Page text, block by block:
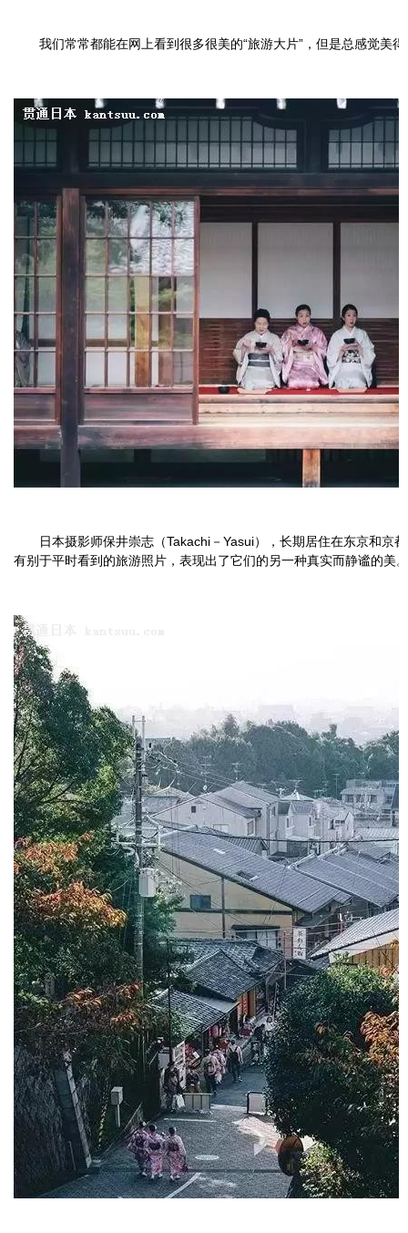
我们常常都能在网上看到很多很美的“旅游大片”，但是总感觉美得
日本摄影师保井崇志（Takachi－Yasui），长期居住在东京和京
有别于平时看到的旅游照片，表现出了它们的另一种真实而静谧的美。